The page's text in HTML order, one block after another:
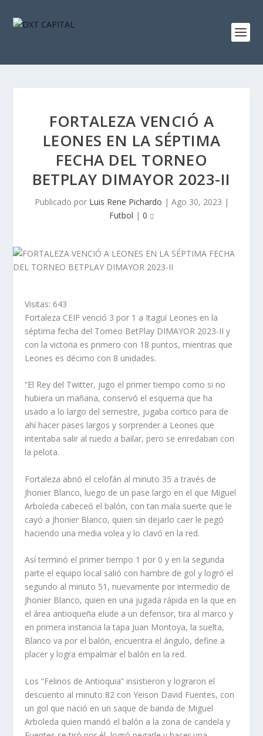
FORTALEZA VENCIÓ A
LEONES EN LA SÉPTIMA
FECHA DEL TORNEO
BETPLAY DIMAYOR 2023-II
Publicado por Luis Rene Pichardo | Ago 30, 2023 |
Futbol | 0
Visitas: 643
Fortaleza CEIF venció 3 por 1 a Itagüí Leones en la
séptima fecha del Torneo BetPlay DIMAYOR 2023-II y
con la victoria es primero con 18 puntos, mientras que
Leones es décimo con 8 unidades.
“El Rey del Twitter, jugo el primer tiempo como si no
hubiera un mañana, conservó el esquema que ha
usado a lo largo del semestre, jugaba cortico para de
ahí hacer pases largos y sorprender a Leones que
intentaba salir al ruedo a bailar, pero se enredaban con
la pelota.
Fortaleza abrió el celofán al minuto 35 a través de
Jhonier Blanco, luego de un pase largo en el que Miguel
Arboleda cabeceó el balón, con tan mala suerte que le
cayó a Jhonier Blanco, quien sin dejarlo caer le pegó
haciendo una media volea y lo clavó en la red.
Así terminó el primer tiempo 1 por 0 y en la segunda
parte el equipo local salió con hambre de gol y logró el
segundo al minuto 51, nuevamente por intermedio de
Jhonier Blanco, quien en una jugada rápida en la que en
el área antioqueña elude a un defensor, tira al marco y
en primera instancia la tapa Juan Montoya, la suelta,
Blanco va por el balón, encuentra el ángulo, define a
placer y logra empalmar el balón en la red.
Los “Felinos de Antioquia” insistieron y lograron el
descuento al minuto 82 con Yeison David Fuentes, con
un gol que nació en un saque de banda de Miguel
Arboleda quien mandó el balón a la zona de candela y